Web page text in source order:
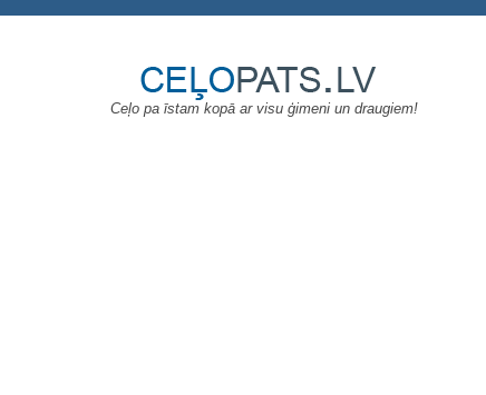
Ceļo pa īstam kopā ar visu ģimeni un draugiem!